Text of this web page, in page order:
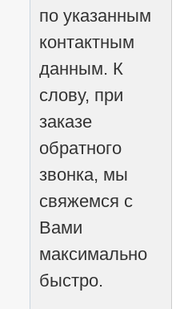
по указанным
контактным
данным. К
слову, при
заказе
обратного
звонка, мы
свяжемся с
Вами
максимально
быстро.